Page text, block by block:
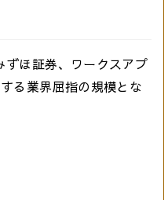
ほ証券、ワークスアプ
る業界屈指の規模とな